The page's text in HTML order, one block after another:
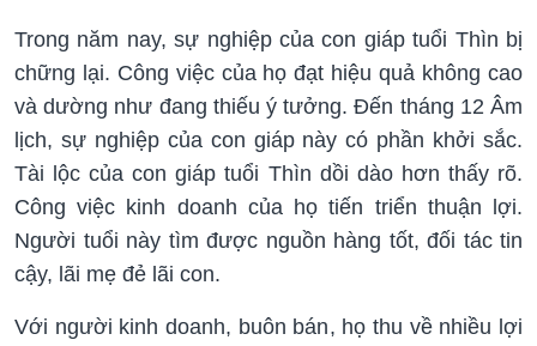
Trong năm nay, sự nghiệp của con giáp tuổi Thìn bị
chững lại. Công việc của họ đạt hiệu quả không cao
và dường như đang thiếu ý tưởng. Đến tháng 12 Âm
lịch, sự nghiệp của con giáp này có phần khởi sắc.
Tài lộc của con giáp tuổi Thìn dồi dào hơn thấy rõ.
Công việc kinh doanh của họ tiến triển thuận lợi.
Người tuổi này tìm được nguồn hàng tốt, đối tác tin
cậy, lãi mẹ đẻ lãi con.
Với người kinh doanh, buôn bán, họ thu về nhiều lợi